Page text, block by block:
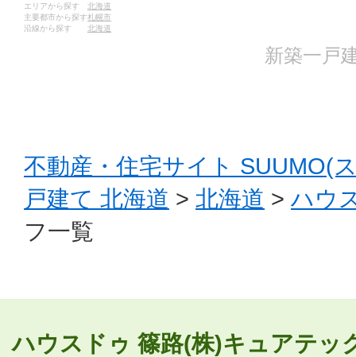
エリアから探す
北海道
主要都市から探す札幌市
沿線から探す
北海道
新築一戸
不動産・住宅サイト SUUMO(
戸建て 北海道 > 北海道 > ハウ
フ一覧
ハウスドゥ 篠路(株)キュアテッ